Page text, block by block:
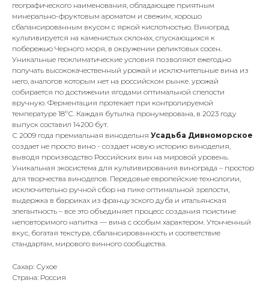
географического наименования, обладающее приятным
минерально-фруктовым ароматом и свежим, хорошо
сбалансированным вкусом с яркой кислотностью. Виноград
культивируется на каменистых склонах, спускающихся к
побережью Черного моря, в окружении реликтовых сосен.
Уникальные геоклиматические условия позволяют ежегодно
получать высококачественный урожай и исключительные вина из
него, аналогов которым нет на российском рынке. урожай
собирается по достижении ягодами оптимальной спелости
вручную. Ферментация протекает при контролируемой
температуре 18ºС. Каждая бутылка пронумерована, в 2023 году
выпуск составил 14200 бут.
С 2009 года премиальная винодельня Усадьба Дивноморское
создает не просто вино - создает новую историю виноделия,
выводя производство Российских вин на мировой уровень.
Уникальная экосистема для культивирования винограда – простор
для творчества виноделов. Передовые европейские технологии,
исключительно ручной сбор на пике оптимальной зрелости,
выдержка в барриках из французского дуба и итальянская
элегантность – все это объединяет процесс создания поистине
неповторимого напитка — вина с особым характером. Утонченный
вкус, богатая текстура, сбалансированность и соответствие
стандартам, мирового винного сообщества.
Сахар: Сухое
Страна: Россия